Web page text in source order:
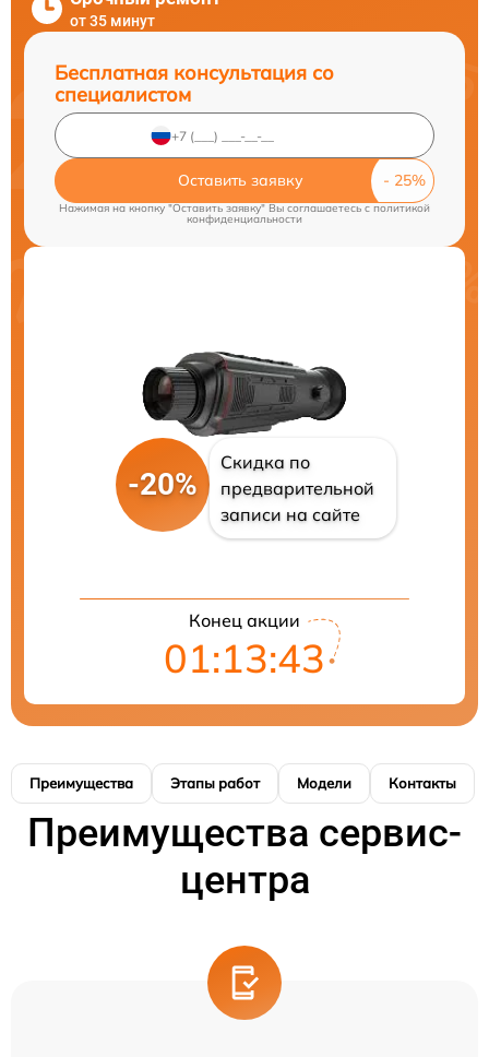
от 35 минут
Бесплатная консультация со
специалистом
Оставить заявку
Нажимая на кнопку "Оставить заявку" Вы соглашаетесь cполитикой
конфиденциальности
-20%
Скидка по
предварительной
записи на сайте
Конец акции
01:13:42
Преимущества Этапы работ Модели Контакты
Преимущества сервис-
центра